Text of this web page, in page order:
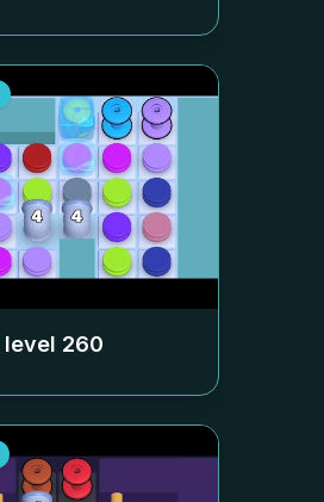
level 260